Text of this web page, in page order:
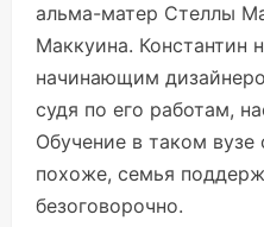
альма-матер Стеллы
Маккуина. Константин
начинающим
судя по его работам,
Обучение в таком вузе
похоже, семья
безоговорочно.